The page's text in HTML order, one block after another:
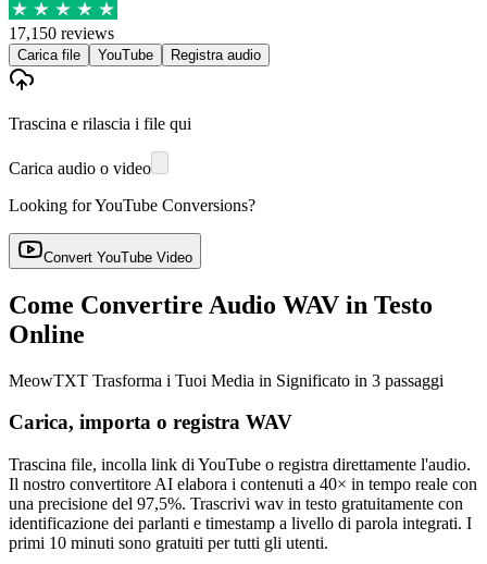
17,150 reviews
Carica file YouTube Registra audio
Trascina e rilascia i file qui
Carica audio o video
Looking for YouTube Conversions?
Convert YouTube Video
Come Convertire Audio WAV in Testo
Online
MeowTXT Trasforma i Tuoi Media in Significato in 3 passaggi
Carica, importa o registra WAV
Trascina file, incolla link di YouTube o registra direttamente l'audio.
Il nostro convertitore AI elabora i contenuti a 40× in tempo reale con
una precisione del 97,5%. Trascrivi wav in testo gratuitamente con
identificazione dei parlanti e timestamp a livello di parola integrati. I
primi 10 minuti sono gratuiti per tutti gli utenti.